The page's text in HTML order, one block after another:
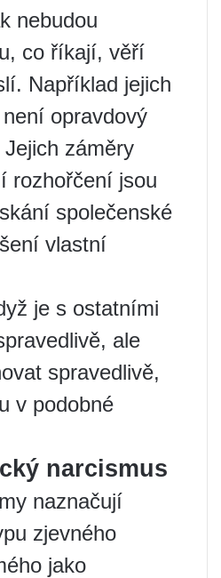
nebudou
co říkají, věří
Například jejich
opravdový
záměry
rozhořčení jsou
společenské
vlastní
je s ostatními
ale
spravedlivě,
v podobné
narcismus
naznačují
zjevného
jako